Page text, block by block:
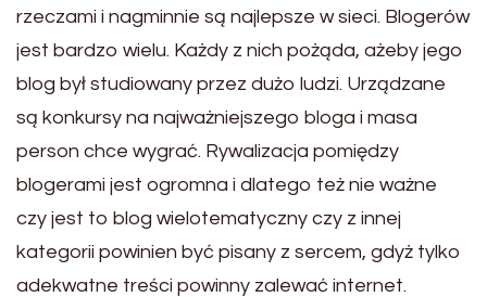
rzeczami i nagminnie są najlepsze w sieci. Blogerów
jest bardzo wielu. Każdy z nich pożąda, ażeby jego
blog był studiowany przez dużo ludzi. Urządzane
są konkursy na najważniejszego bloga i masa
person chce wygrać. Rywalizacja pomiędzy
blogerami jest ogromna i dlatego też nie ważne
czy jest to blog wielotematyczny czy z innej
kategorii powinien być pisany z sercem, gdyż tylko
adekwatne treści powinny zalewać internet.